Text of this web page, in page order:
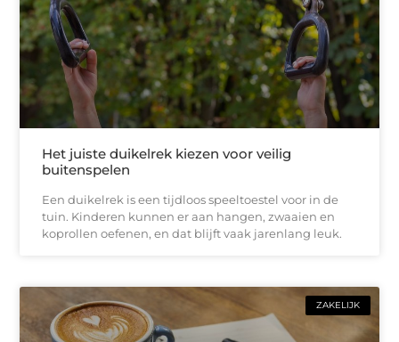
Het juiste duikelrek kiezen voor veilig
buitenspelen
Een duikelrek is een tijdloos speeltoestel voor in de
tuin. Kinderen kunnen er aan hangen, zwaaien en
koprollen oefenen, en dat blijft vaak jarenlang leuk.
ZAKELIJK